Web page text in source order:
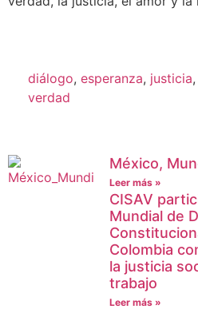
diálogo, esperanza, justicia,
verdad
México,
Leer más »
CISAV
Mundial de
Colombia
la justicia
trabajo
Leer más »